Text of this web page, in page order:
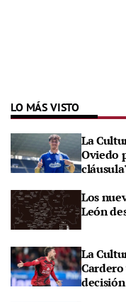
LO MÁS VISTO
La
Oviedo
cláusula'
Los
León
La